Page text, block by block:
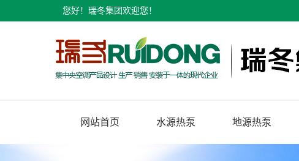
您好！瑞冬集团欢迎您！
网站首页 水源热泵 地源热泵